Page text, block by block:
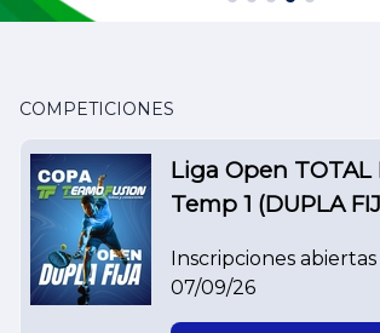
COMPETICIONES
Liga Open TOTAL
Temp 1 (DUPLA
Inscripciones abiertas
07/09/26